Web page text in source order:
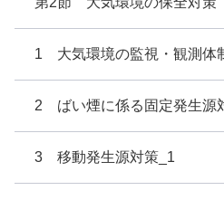
1 大気環境の監視・観測体
2 ばい煙に係る固定発生源
3 移動発生源対策_1